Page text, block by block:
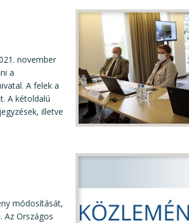
november
a
A felek a
A kétoldalú
illetve
módosítását,
Az Országos